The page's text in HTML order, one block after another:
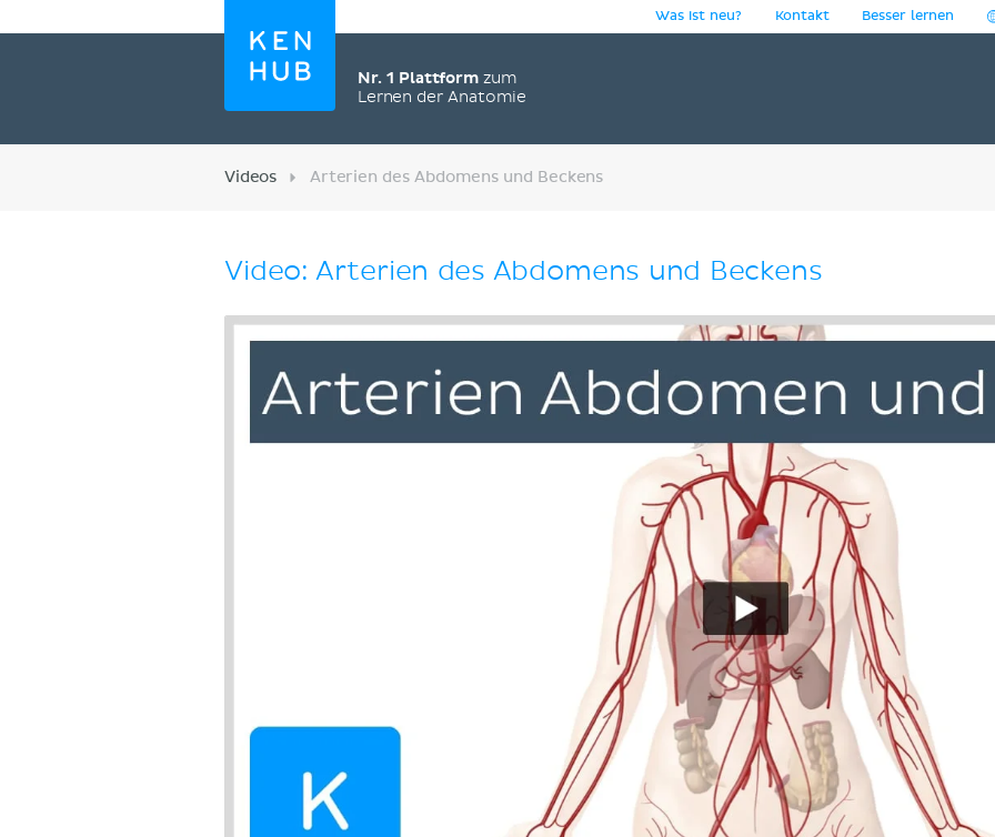
Nr. 1 Plattformzum
Lernen der Anatomie
Was ist neu? Kontakt Besser lernen
Videos Arterien des Abdomens und Beckens
Video: Arterien des Abdomens und Beckens